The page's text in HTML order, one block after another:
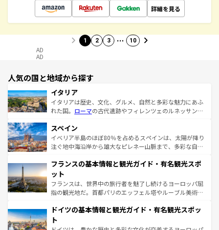
詳細を見る
1 2 3 … 10
AD
AD
人気の国と地域から探す
イタリア
イタリアは歴史、文化、グルメ、自然と多彩な魅力にあふ
れた国。 ローマの古代遺跡やフィレンツェのルネッサンス
ろん、トスカーナの美しい田園風景やアマルフィ海岸の絶
景など、自然景観も見逃せない。観光の合間には、本場の
ピザやパスタなど、絶品のイタリア料理を堪能することも
ませてくれるイタリアで、忘れられない旅をしてみよう！
なお、新着のイタリア情報は
しい。
スペイン
イベリア半島のほぼ80％を占めるスペインは、太陽が降り
注ぐ地中海沿岸から雄大なピレネー山脈まで、多彩な自然
文化が根付くこの国では、情熱的なフラメンコ、熱気あふ
れる闘牛、そして美味しいタパスが生活の一部となってい
る。首都マドリードの洗練された雰囲気や、バルセロナの
アートに溢れた街角から、地方では古代ローマ遺跡や中世
せる。地方によって風土や気候が異なるスペインはその個
ンテンツ一覧 を参照してほしい。
フランスの基本情報と観光ガイド・有名観光スポ
ット
フランスは、世界中の旅行者を魅了し続けるヨーロッパ屈
指の観光地だ。首都パリのエッフェル塔やルーブル美術館
で、幅広い魅力が詰まっている。華麗な宮殿、歴史的な大
聖堂、美しいビーチ、そして豊かな自然が、訪れる者を心
から魅了する。また、フランスは美食の国としても知ら
ドイツの基本情報と観光ガイド・有名観光スポッ
ト